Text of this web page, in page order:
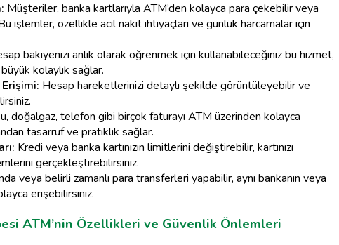
Müşteriler, banka kartlarıyla ATM’den kolayca para çekebilir veya
işlemler, özellikle acil nakit ihtiyaçları ve günlük harcamalar için
bakiyenizi anlık olarak öğrenmek için kullanabileceğiniz bu hizmet,
kolaylık sağlar.
Hesap hareketlerinizi detaylı şekilde görüntüleyebilir ve
doğalgaz, telefon gibi birçok faturayı ATM üzerinden kolayca
tasarruf ve pratiklik sağlar.
Kredi veya banka kartınızın limitlerini değiştirebilir, kartınızı
gerçekleştirebilirsiniz.
veya belirli zamanlı para transferleri yapabilir, aynı bankanın veya
erişebilirsiniz.
ATM’nin Özellikleri ve Güvenlik Önlemleri